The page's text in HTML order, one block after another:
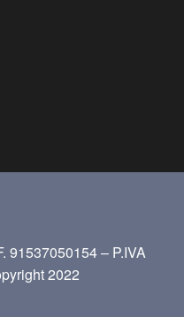
91537050154 – P.IVA
2022